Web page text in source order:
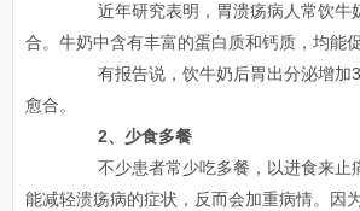
近年研究表明，胃溃疡病人常饮牛
合。牛奶中含有丰富的蛋白质和钙质，均能
有报告说，饮牛奶后胃出分泌增加
愈合。
2、少食多餐
不少患者常少吃多餐，以进食来止
能减轻溃疡病的症状，反而会加重病情。因